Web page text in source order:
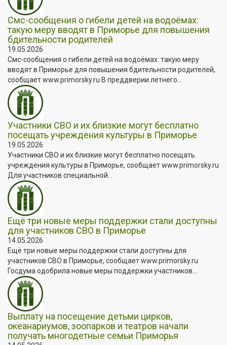
Смс-сообщения о гибели детей на водоёмах:
такую меру вводят в Приморье для повышения
бдительности родителей
19.05.2026
Смс-сообщения о гибели детей на водоёмах: такую меру
вводят в Приморье для повышения бдительности родителей,
сообщает www.primorsky.ru В преддверии летнего...
Участники СВО и их близкие могут бесплатно
посещать учреждения культуры в Приморье
19.05.2026
Участники СВО и их близкие могут бесплатно посещать
учреждения культуры в Приморье, сообщает www.primorsky.ru
Для участников специальной...
Ещё три новые меры поддержки стали доступны
для участников СВО в Приморье
14.05.2026
Ещё три новые меры поддержки стали доступны для
участников СВО в Приморье, сообщает www.primorsky.ru
Госдума одобрила новые меры поддержки участников...
Выплату на посещение детьми цирков,
океанариумов, зоопарков и театров начали
получать многодетные семьи Приморья